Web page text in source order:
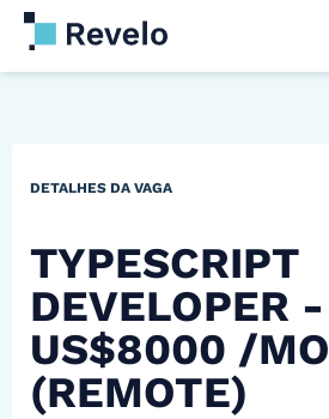
DETALHES DA VAGA
TYPESCRIPT
DEVELOPER -
US$8000 /
(REMOTE)